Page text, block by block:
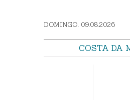
DOMINGO. 09.08.2026
COSTA DA